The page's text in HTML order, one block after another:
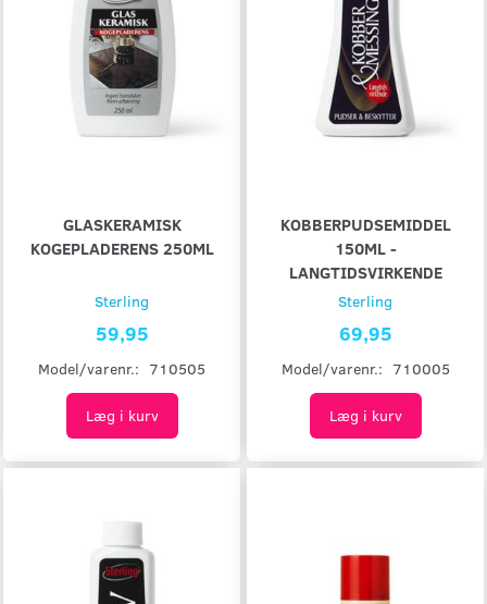
GLASKERAMISK
KOGEPLADERENS 250ML
Sterling
59,95
Model/varenr.: 710505
Læg i kurv
KOBBERPUDSEMIDDEL
150ML -
LANGTIDSVIRKENDE
Sterling
69,95
Model/varenr.: 710005
Læg i kurv